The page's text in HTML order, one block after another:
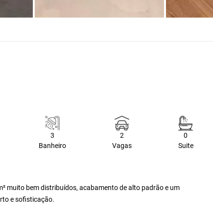
3
Banheiro
2
Vagas
0
Suite
muito bem distribuídos, acabamento de alto padrão e um
e sofisticação.